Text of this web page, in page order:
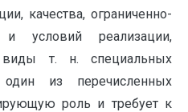
качества, ограниченно­
условий реализации,
т. н. спе­циальных
из перечисленных
роль и требует к